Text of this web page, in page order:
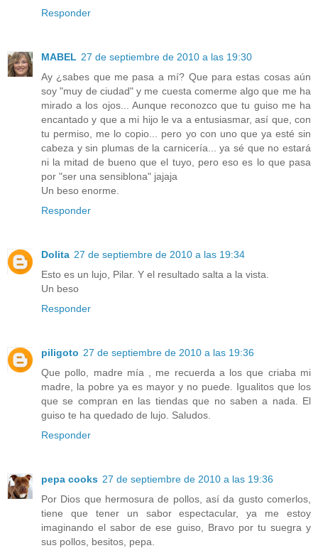
Responder
MABEL 27 de septiembre de 2010 a las 19:30
Ay ¿sabes que me pasa a mí? Que para estas cosas aún
soy "muy de ciudad" y me cuesta comerme algo que me ha
mirado a los ojos... Aunque reconozco que tu guiso me ha
encantado y que a mi hijo le va a entusiasmar, así que, con
tu permiso, me lo copio... pero yo con uno que ya esté sin
cabeza y sin plumas de la carnicería... ya sé que no estará
ni la mitad de bueno que el tuyo, pero eso es lo que pasa
por "ser una sensiblona" jajaja
Un beso enorme.
Responder
Dolita 27 de septiembre de 2010 a las 19:34
Esto es un lujo, Pilar. Y el resultado salta a la vista.
Un beso
Responder
piligoto 27 de septiembre de 2010 a las 19:36
Que pollo, madre mía , me recuerda a los que criaba mi
madre, la pobre ya es mayor y no puede. Igualitos que los
que se compran en las tiendas que no saben a nada. El
guiso te ha quedado de lujo. Saludos.
Responder
pepa cooks 27 de septiembre de 2010 a las 19:36
Por Dios que hermosura de pollos, así da gusto comerlos,
tiene que tener un sabor espectacular, ya me estoy
imaginando el sabor de ese guiso, Bravo por tu suegra y
sus pollos, besitos, pepa.